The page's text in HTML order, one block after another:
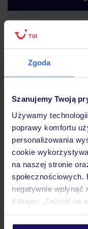
Zgoda
Szanujemy Twoją
Używamy
poprawy komfortu
personalizowania
cookie
na naszej stronie
negatywnie wpłynąć
Klikając „Zezwól na
personalizować
Lider niskich cen
Hotel
Pokoje
Wyżywienie